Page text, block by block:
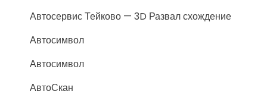
Автосервис Тейково — 3D Развал схождение
Автосимвол
Автосимвол
АвтоСкан